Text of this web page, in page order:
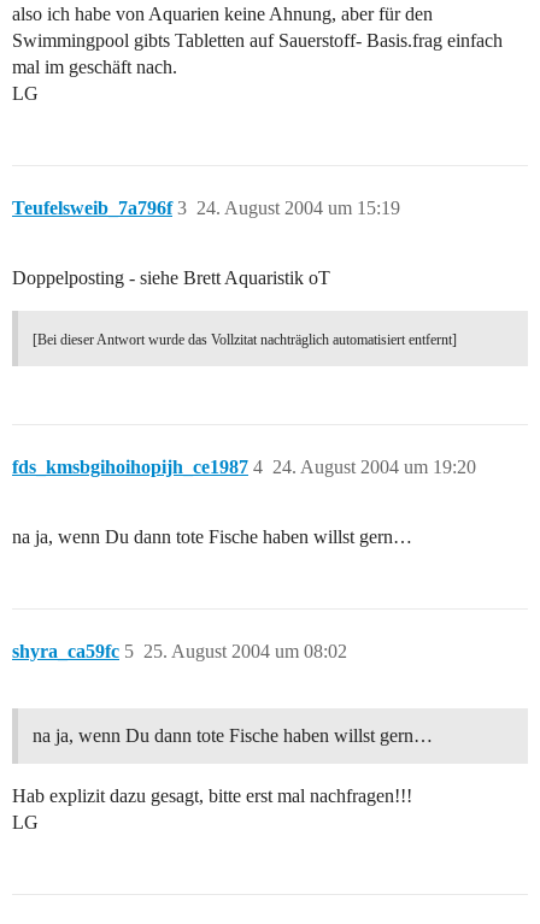
also ich habe von Aquarien keine Ahnung, aber für den
Swimmingpool gibts Tabletten auf Sauerstoff- Basis.frag einfach
mal im geschäft nach.
LG
Teufelsweib_7a796f 24. August 2004 um 15:19
3
Doppelposting - siehe Brett Aquaristik oT
[Bei dieser Antwort wurde das Vollzitat nachträglich automatisiert entfernt]
fds_kmsbgihoihopijh_ce1987 24. August 2004 um 19:20
4
na ja, wenn Du dann tote Fische haben willst gern…
shyra_ca59fc 25. August 2004 um 08:02
5
na ja, wenn Du dann tote Fische haben willst gern…
Hab explizit dazu gesagt, bitte erst mal nachfragen!!!
LG